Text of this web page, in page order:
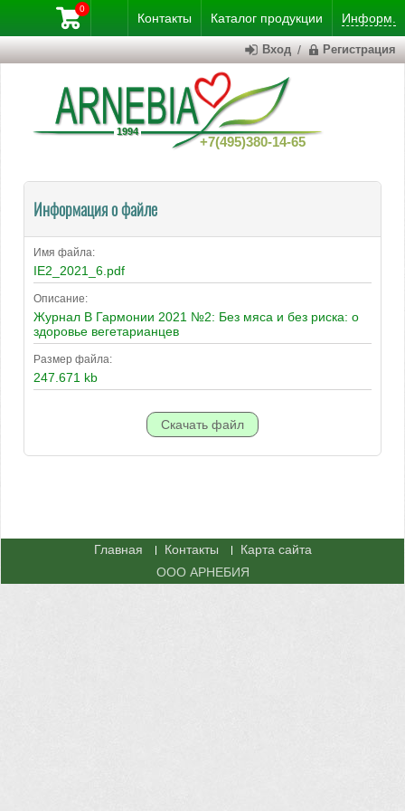
Контакты Каталог продукции Информ.
+7(495)380-14-65
0
Вход / Регистрация
Информация о файле
Имя файла:
IE2_2021_6.pdf
Описание:
Журнал В Гармонии 2021 №2: Без мяса и без риска: о
здоровье вегетарианцев
Размер файла:
247.671 kb
Главная Контакты
Карта сайта
ООО АРНЕБИЯ